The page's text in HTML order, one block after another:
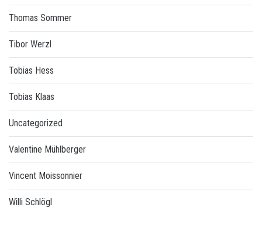
Thomas Sommer
Tibor Werzl
Tobias Hess
Tobias Klaas
Uncategorized
Valentine Mühlberger
Vincent Moissonnier
Willi Schlögl